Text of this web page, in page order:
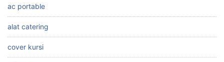
ac portable
alat catering
cover kursi